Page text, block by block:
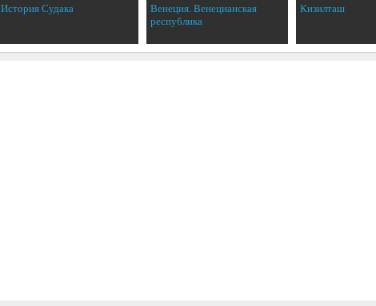
История Судака
Венеция. Венецианская
республика
Кизилташ